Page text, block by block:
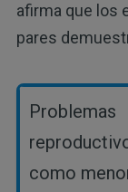
afirma que los
pares
Problemas
como